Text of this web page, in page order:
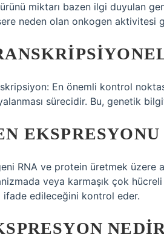
miktarı bazen ilgi duyulan
neden olan onkogen aktivitesi
En önemli kontrol
sürecidir. Bu, genetik
RNA ve protein üretmek üzere
veya karmaşık çok
ifade edileceğini kontrol eder.